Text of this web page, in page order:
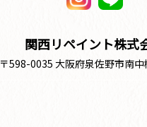
関西リペイント株式
〒598-0035 大阪府泉佐野市南